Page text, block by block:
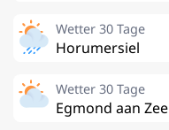
Wetter 30 Tage
Horumersiel
Wetter 30 Tage
Egmond aan Zee